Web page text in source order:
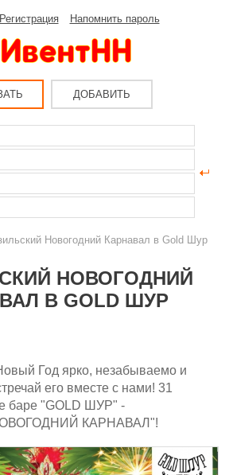
Регистрация Напомнить пароль
ДОБАВИТЬ
Новогодний Карнавал в Gold Шур
НОВОГОДНИЙ
В GOLD ШУР
Год ярко, незабываемо и
его вместе с нами! 31
баре "GOLD ШУР" -
КАРНАВАЛ"!